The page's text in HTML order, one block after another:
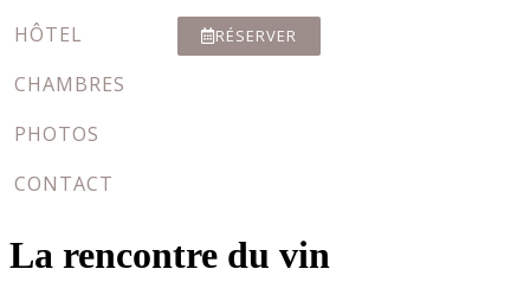
HÔTEL
CHAMBRES
PHOTOS
CONTACT
RÉSERVER
La rencontre du vin